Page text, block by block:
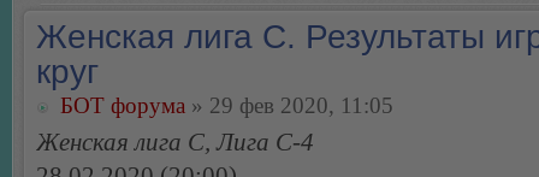
Женская лига С. Результаты
круг
БОТ форума » 29 фев 2020, 11:05
Женская лига С, Лига С-4